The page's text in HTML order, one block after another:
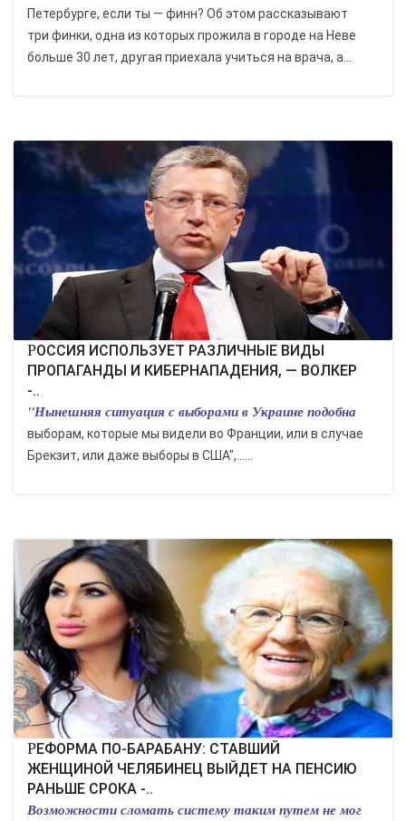
Петербурге, если ты — финн? Об этом рассказывают
три финки, одна из которых прожила в городе на Неве
больше 30 лет, другая приехала учиться на врача, а...
РОССИЯ ИСПОЛЬЗУЕТ РАЗЛИЧНЫЕ ВИДЫ
ПРОПАГАНДЫ И КИБЕРНАПАДЕНИЯ, — ВОЛКЕР
-..
"Нынешняя ситуация с выборами в Украине подобна
выборам, которые мы видели во Франции, или в случае
Брекзит, или даже выборы в США",......
РЕФОРМА ПО-БАРАБАНУ: СТАВШИЙ
ЖЕНЩИНОЙ ЧЕЛЯБИНЕЦ ВЫЙДЕТ НА ПЕНСИЮ
РАНЬШЕ СРОКА -..
Возможности сломать систему таким путем не мог